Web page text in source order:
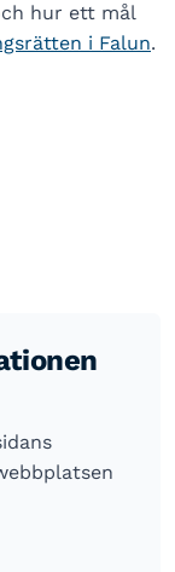
hur ett mål
i Falun.